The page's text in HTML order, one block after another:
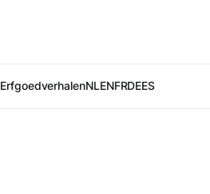
ErfgoedverhalenNLENFRDEES